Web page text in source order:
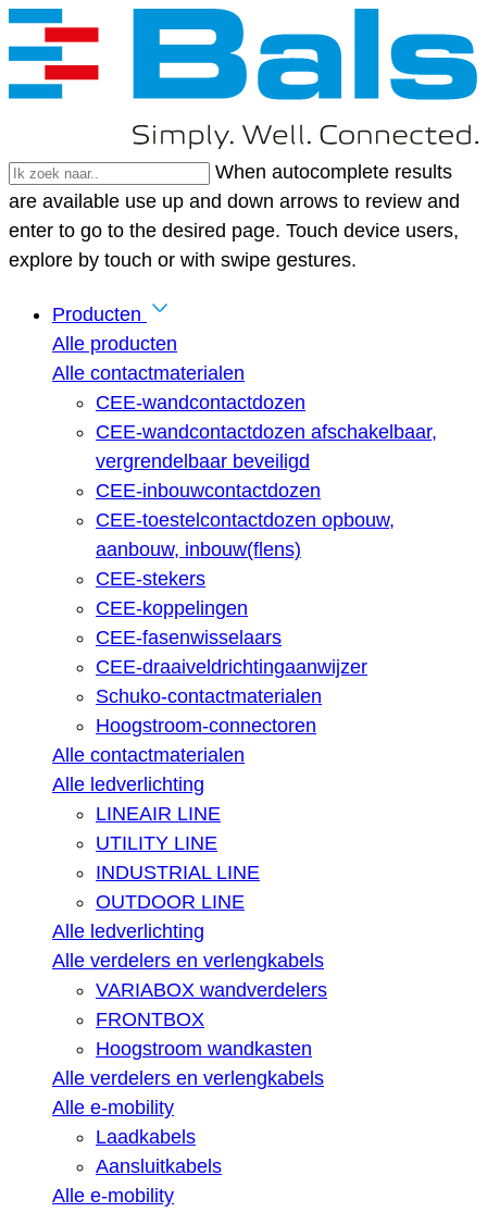
When autocomplete results
are available use up and down arrows to review and
enter to go to the desired page. Touch device users,
explore by touch or with swipe gestures.
Producten
Alle producten
Alle contactmaterialen
CEE-wandcontactdozen
CEE-wandcontactdozen afschakelbaar,
vergrendelbaar beveiligd
CEE-inbouwcontactdozen
CEE-toestelcontactdozen opbouw,
aanbouw, inbouw(flens)
CEE-stekers
CEE-koppelingen
CEE-fasenwisselaars
CEE-draaiveldrichtingaanwijzer
Schuko-contactmaterialen
Hoogstroom-connectoren
Alle contactmaterialen
Alle ledverlichting
LINEAIR LINE
UTILITY LINE
INDUSTRIAL LINE
OUTDOOR LINE
Alle ledverlichting
Alle verdelers en verlengkabels
VARIABOX wandverdelers
FRONTBOX
Hoogstroom wandkasten
Alle verdelers en verlengkabels
Alle e-mobility
Laadkabels
Aansluitkabels
Alle e-mobility